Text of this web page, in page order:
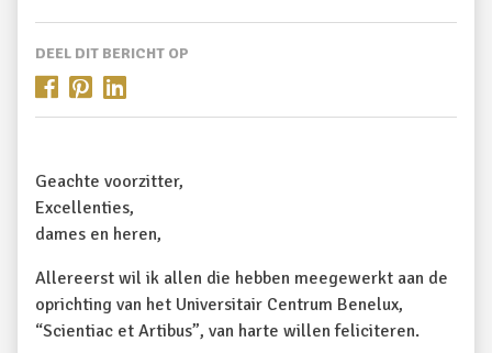
DEEL DIT BERICHT OP
Geachte voorzitter,
Excellenties,
dames en heren,
Allereerst wil ik allen die hebben meegewerkt aan de
oprichting van het Universitair Centrum Benelux,
“Scientiac et Artibus”, van harte willen feliciteren.